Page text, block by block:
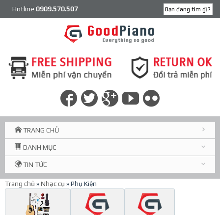
Hotline 0909.570.507
TRANG CHỦ
DANH MỤC
TIN TỨC
Trang chủ »Nhạc cụ » Phụ Kiện